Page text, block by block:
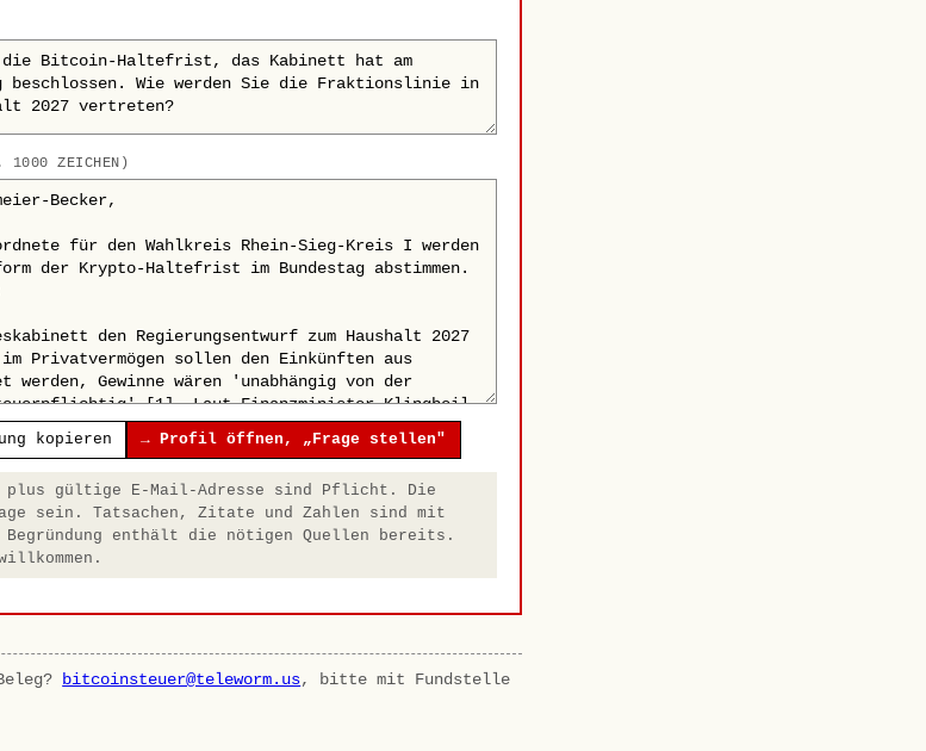
1000 ZEICHEN)
kopieren → Profil öffnen, „Frage stellen"
plus gültige E-Mail-Adresse sind Pflicht. Die
sein. Tatsachen, Zitate und Zahlen sind mit
enthält die nötigen Quellen bereits.
bitcoinsteuer@teleworm.us, bitte mit Fundstelle